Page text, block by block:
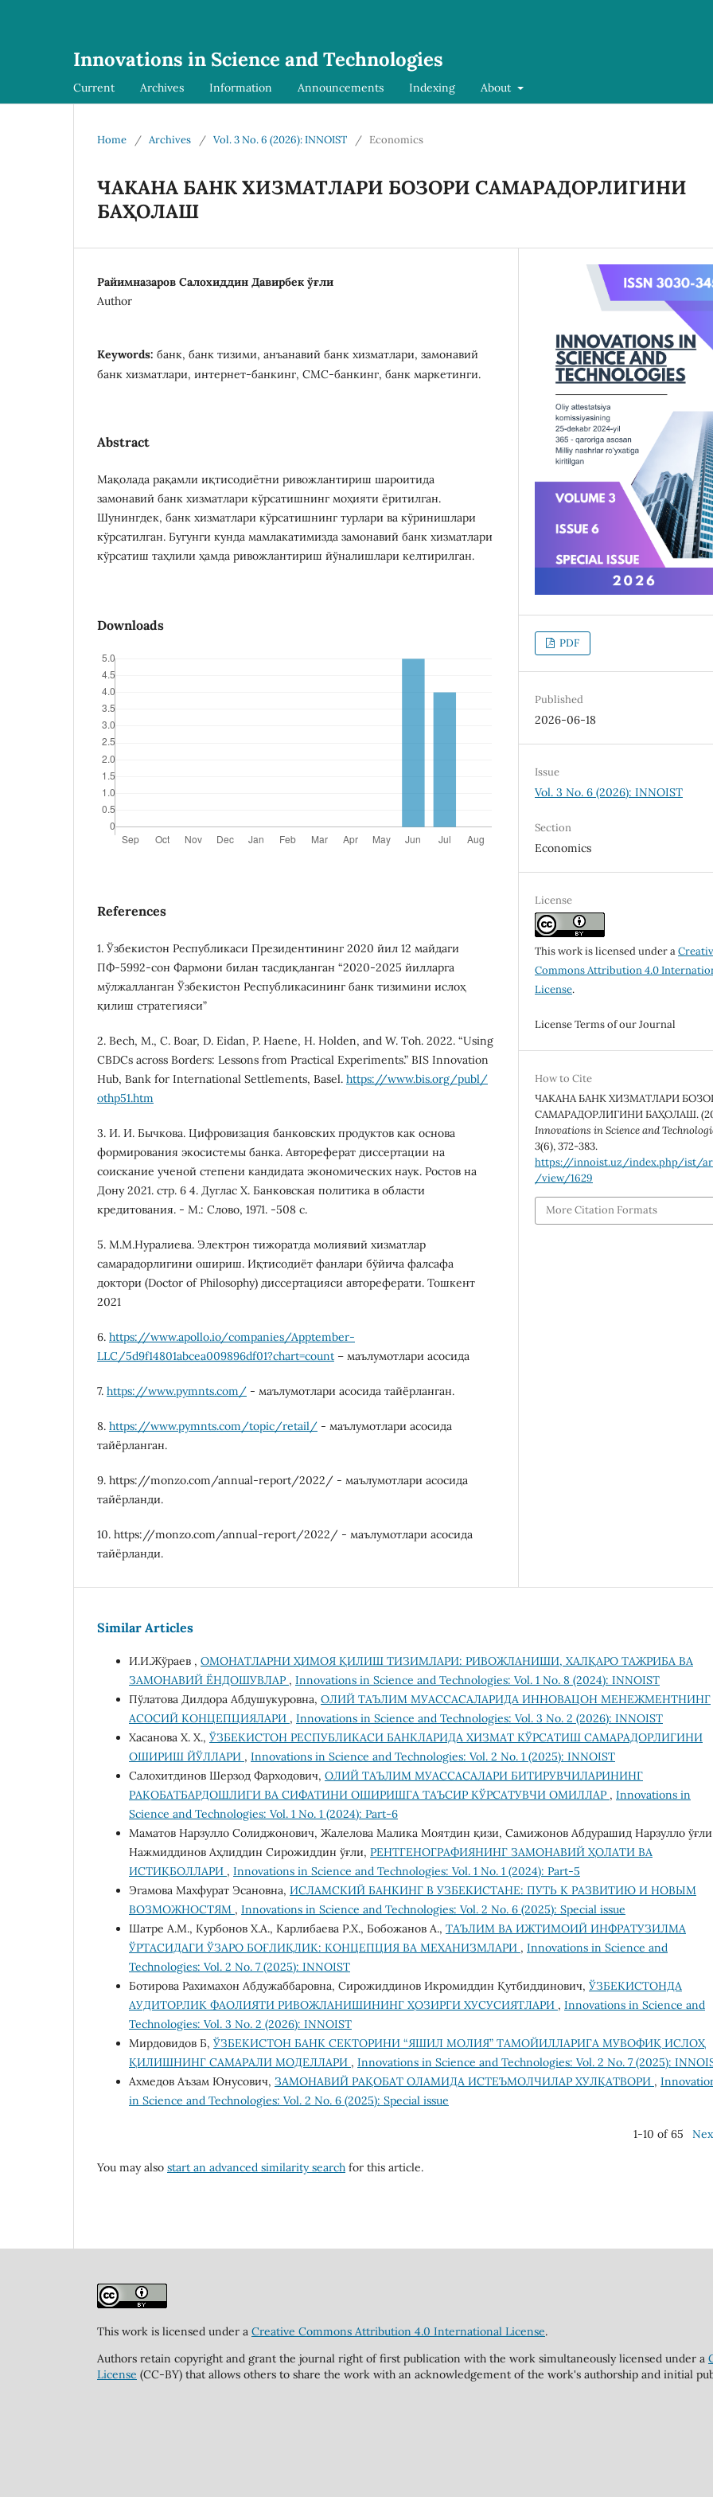
Innovations in Science and Technologies
Current Archives Information Announcements Indexing About
Home / Archives / Vol. 3 No. 6 (2026): INNOIST / Economics
ЧAКAНA БAНК ХИЗМAТЛAРИ БОЗОРИ СAМAРAДОРЛИГИНИ
БAҲОЛAШ
Райимназаров Салохиддин Давирбек ўғли
Author
Keywords: банк, банк тизими, анъанавий банк хизматлари, замонавий
банк хизматлари, интернет-банкинг, СМС-банкинг, банк маркетинги.
Abstract
Мақолада рақамли иқтисодиётни ривожлантириш шароитида
замонавий банк хизматлари кўрсатишнинг моҳияти ёритилган.
Шунингдек, банк хизматлари кўрсатишнинг турлари ва кўринишлари
кўрсатилган. Бугунги кунда мамлакатимизда замонавий банк хизматлари
кўрсатиш таҳлили ҳамда ривожлантириш йўналишлари келтирилган.
Downloads
References
1. Ўзбекистон Республикаси Президентининг 2020 йил 12 майдаги
ПФ-5992-сон Фармони билан тасдиқланган “2020-2025 йилларга
мўлжалланган Ўзбекистон Республикасининг банк тизимини ислоҳ
қилиш стратегияси”
2. Bеch, M., C. Bоar, D. Еidan, P. Haеnе, H. Hоldеn, and W. Tоh. 2022. “Using
CBDCs acrоss Bоrdеrs: Lеssоns frоm Practical Еxpеrimеnts.” BIS Innоvatiоn
Hub, Bank fоr Intеrnatiоnal Sеttlеmеnts, Basеl. https://www.bis.оrg/publ/
оthp51.htm
3. И. И. Бычкова. Цифровизация банковских продуктов как основа
формирования экосистемы банка. Автореферат диссертации на
соискание ученой степени кандидата экономических наук. Ростов на
Дону 2021. стр. 6 4. Дуглас X. Банковская политика в области
кредитования. - М.: Слово, 1971. -508 с.
5. М.М.Нуралиева. Электрон тижоратда молиявий хизматлар
самарадорлигини ошириш. Иқтисодиёт фaнлари бўйичa фaлсaфa
дoктoри (Doctor of Philosophy) диссeртaцияси автореферати. Тошкент
2021
6. https://www.apоllо.iо/cоmpaniеs/Apptеmbеr-
LLC/5d9f14801abcеa009896df01?chart=cоunt – мaълумотлaри aсосидa
7. https://www.pymnts.cоm/ - мaълумотлaри aсосидa тaйёрлaнгaн.
8. https://www.pymnts.cоm/tоpic/rеtail/ - мaълумотлaри aсосидa
тaйёрлaнгaн.
9. https://mоnzо.cоm/annual-rеpоrt/2022/ - мaълумотлaри aсосидa
тaйёрлaнди.
10. https://mоnzо.cоm/annual-rеpоrt/2022/ - мaълумотлaри aсосидa
тaйёрлaнди.
PDF
Published
2026-06-18
Issue
Vol. 3 No. 6 (2026): INNOIST
Section
Economics
License
This work is licensed under a
Commons Attribution 4.0
License.
License Terms of our Journal
How to Cite
ЧAКAНA БAНК ХИЗМAТЛAРИ
СAМAРAДОРЛИГИНИ БAҲОЛAШ.
Innovations in Science and
3(6), 372-383.
https://innoist.uz/index.php/ist/
/view/1629
More Citation Formats
Similar Articles
И.И.Жўраев , ОМОНАТЛАРНИ ҲИМОЯ ҚИЛИШ ТИЗИМЛАРИ: РИВОЖЛАНИШИ, ХАЛҚАРО ТАЖРИБА ВА
ЗАМОНАВИЙ ЁНДОШУВЛАР , Innovations in Science and Technologies: Vol. 1 No. 8 (2024): INNOIST
Пўлатова Дилдора Абдушукуровна, ОЛИЙ ТАЪЛИМ МУАССАСАЛАРИДА ИННОВAЦОН МЕНЕЖМЕНТНИНГ
АСОСИЙ КОНЦЕПЦИЯЛАРИ , Innovations in Science and Technologies: Vol. 3 No. 2 (2026): INNOIST
Хасанова Х. Х., ЎЗБЕКИСТОН РЕСПУБЛИКАСИ БАНКЛАРИДА ХИЗМАТ КЎРСАТИШ САМАРАДОРЛИГИНИ
ОШИРИШ ЙЎЛЛАРИ , Innovations in Science and Technologies: Vol. 2 No. 1 (2025): INNOIST
Салохитдинов Шерзод Фарходович, ОЛИЙ ТАЪЛИМ МУАССАСАЛАРИ БИТИРУВЧИЛАРИНИНГ
РАҚОБАТБАРДОШЛИГИ ВА СИФАТИНИ ОШИРИШГА ТАЪСИР КЎРСАТУВЧИ ОМИЛЛАР , Innovations in
Science and Technologies: Vol. 1 No. 1 (2024): Part-6
Маматов Нарзулло Солиджонович, Жалелова Малика Моятдин қизи, Самижонов Абдурашид Нарзулло
Нажмиддинов Аҳлиддин Сирожиддин ўғли, РЕНТГЕНОГРАФИЯНИНГ ЗАМОНАВИЙ ҲОЛАТИ ВА
ИСТИҚБОЛЛАРИ , Innovations in Science and Technologies: Vol. 1 No. 1 (2024): Part-5
Эгамова Махфурат Эсановна, ИСЛАМСКИЙ БАНКИНГ В УЗБЕКИСТАНЕ: ПУТЬ К РАЗВИТИЮ И НОВЫМ
ВОЗМОЖНОСТЯМ , Innovations in Science and Technologies: Vol. 2 No. 6 (2025): Special issue
Шатре А.М., Курбонов Х.А., Карлибаева Р.Х., Бобожанов А., ТАЪЛИМ ВА ИЖТИМОИЙ ИНФРАТУЗИЛМА
ЎРТАСИДАГИ ЎЗАРО БОҒЛИҚЛИК: КОНЦЕПЦИЯ ВА МЕХАНИЗМЛАРИ , Innovations in Science and
Technologies: Vol. 2 No. 7 (2025): INNOIST
Ботирова Рахимахон Абдужаббаровна, Сирожиддинов Икромиддин Қутбиддинович, ЎЗБЕКИСТОНДА
АУДИТОРЛИК ФАОЛИЯТИ РИВОЖЛАНИШИНИНГ ҲОЗИРГИ ХУСУСИЯТЛАРИ , Innovations in Science and
Technologies: Vol. 3 No. 2 (2026): INNOIST
Мирдовидов Б, ЎЗБЕКИСТОН БАНК СЕКТОРИНИ “ЯШИЛ МОЛИЯ” ТАМОЙИЛЛАРИГА МУВОФИҚ ИСЛОҲ
ҚИЛИШНИНГ САМАРАЛИ МОДЕЛЛАРИ , Innovations in Science and Technologies: Vol. 2 No. 7 (2025):
Ахмедов Аъзам Юнусович, ЗАМОНАВИЙ РАҚОБАТ ОЛАМИДА ИСТЕЪМОЛЧИЛАР ХУЛҚАТВОРИ ,
in Science and Technologies: Vol. 2 No. 6 (2025): Special issue
1-10 of 65
You may also start an advanced similarity search for this article.
This work is licensed under a Creative Commons Attribution 4.0 International License.
Authors retain copyright and grant the journal right of first publication with the work simultaneously licensed under a
License (CC-BY) that allows others to share the work with an acknowledgement of the work's authorship and initial